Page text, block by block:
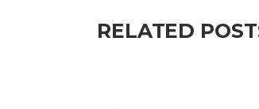
RELATED